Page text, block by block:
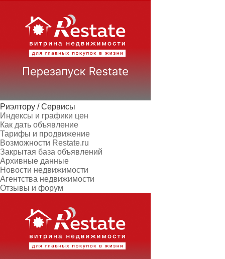
Риэлтору / Сервисы
Индексы и графики цен
Как дать объявление
Тарифы и продвижение
Возможности Restate.ru
Закрытая база объявлений
Архивные данные
Новости недвижимости
Агентства недвижимости
Отзывы и форум